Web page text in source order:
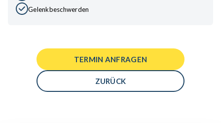
Gelenkbeschwerden
TERMIN ANFRAGEN
ZURÜCK